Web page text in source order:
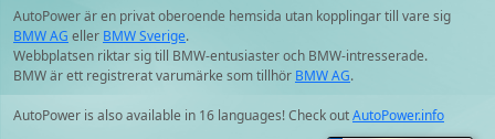
AutoPower är en privat oberoende hemsida utan kopplingar till vare sig
BMW AG eller BMW Sverige.
Webbplatsen riktar sig till BMW-entusiaster och BMW-intresserade.
BMW är ett registrerat varumärke som tillhör BMW AG.
AutoPower is also available in 16 languages! Check outAutoPower.info